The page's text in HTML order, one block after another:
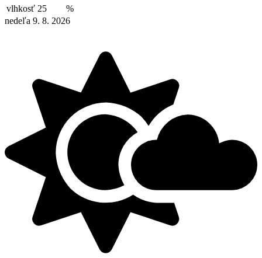
vlhkosť 25
%
nedeľa 9. 8. 2026